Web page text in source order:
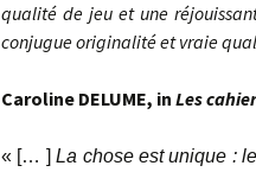
qualité de jeu et une
conjugue originalité et vraie
Caroline DELUME, in Les
« [… ]La chose est unique :